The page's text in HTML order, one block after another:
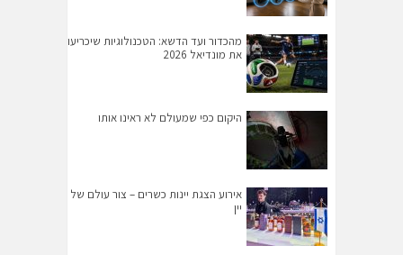
מהכדור ועד הדשא: הטכנולוגיות שיכריעו
את מונדיאל 2026
היקום כפי שמעולם לא ראינו אותו
אירוע הצגת יינות כשרים – צור עולם של
יין